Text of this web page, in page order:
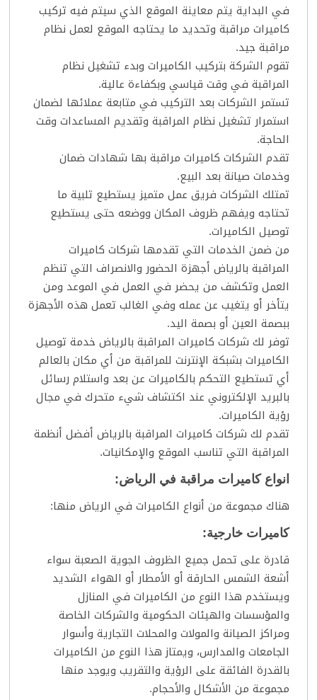
في البداية يتم معاينة الموقع الذي سيتم فيه تركيب
كاميرات مراقبة وتحديد ما يحتاجه الموقع لعمل نظام
مراقبة جيد.
تقوم الشركة بتركيب الكاميرات وبدء تشغيل نظام
المراقبة في وقت قياسي وبكفاءة عالية.
تستمر الشركات بعد التركيب في متابعة عملائها لضمان
استمرار تشغيل نظام المراقبة وتقديم المساعدات وقت
الحاجة.
تقدم الشركات كاميرات مراقبة بها شهادات ضمان
وخدمات صيانة بعد البيع.
تمتلك الشركات فريق عمل متميز يستطيع تلبية ما
تحتاجه ويفهم ظروف المكان ووضعه حتى يستطيع
توصيل الكاميرات.
من ضمن الخدمات التي تقدمها شركات كاميرات
المراقبة بالرياض أجهزة الحضور والانصراف التي تنظم
العمل وتكشف من يحضر في العمل في الموعد ومن
يتأخر أو يتغيب عن عمله وفي الغالب تعمل هذه الأجهزة
ببصمة العين أو بصمة اليد.
توفر لك شركات كاميرات المراقبة بالرياض خدمة توصيل
الكاميرات بشبكة الإنترنت للمراقبة من أي مكان بالعالم
أي تستطيع التحكم بالكاميرات عن بعد واستلام رسائل
بالبريد الإلكتروني عند اكتشاف شيء متحرك في مجال
رؤية الكاميرات.
تقدم لك شركات كاميرات المراقبة بالرياض أفضل أنظمة
المراقبة التي تناسب الموقع والإمكانيات.
انواع كاميرات مراقبة في الرياض:
هناك مجموعة من أنواع الكاميرات في الرياض منها:
كاميرات خارجية:
قادرة على تحمل جميع الظروف الجوية الصعبة سواء
أشعة الشمس الحارقة أو الأمطار أو الهواء الشديد
ويستخدم هذا النوع من الكاميرات في المنازل
والمؤسسات والهيئات الحكومية والشركات الخاصة
ومراكز الصيانة والمولات والمحلات التجارية وأسوار
الجامعات والمدارس، ويمتاز هذا النوع من الكاميرات
بالقدرة الفائقة على الرؤية والتقريب ويوجد منها
مجموعة من الأشكال والأحجام.